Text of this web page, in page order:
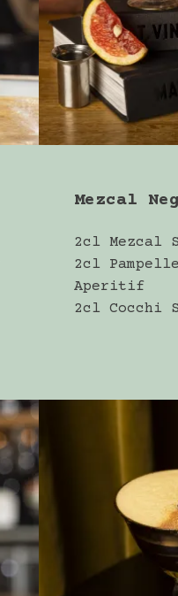
Mezcal
2cl Mezcal
2cl
Aperitif
2cl Cocchi